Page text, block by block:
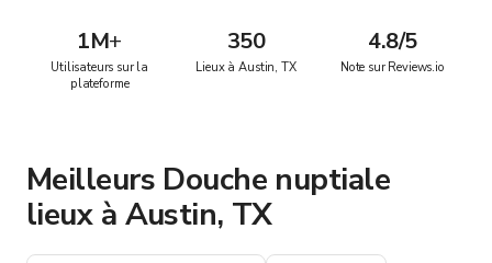
1M+
Utilisateurs sur la
plateforme
350
Lieux à Austin, TX
4.8/5
Note sur Reviews.io
Meilleurs Douche nuptiale
lieux à Austin, TX